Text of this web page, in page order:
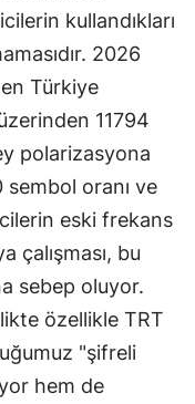
kullandıkları
2026
Türkiye
11794
polarizasyona
oranı ve
eski frekans
çalışması, bu
sebep oluyor.
özellikle TRT
"şifreli
hem de